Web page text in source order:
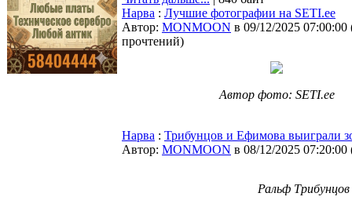
Нарва : Лучшие фотографии на SETI.ee
Автор: MONMOON в 09/12/2025 07:00:00
прочтений)
Автор фото: SETI.ee
Нарва : Трибунцов и Ефимова выиграли
Автор: MONMOON в 08/12/2025 07:20:00
Ральф